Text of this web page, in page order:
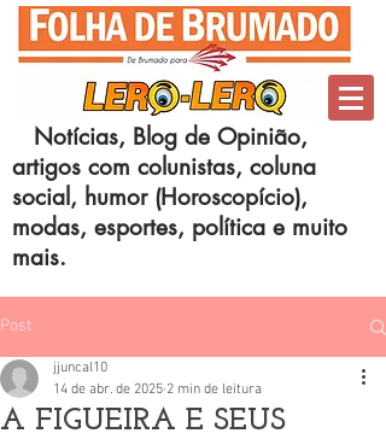
Notícias, Blog de Opinião,
artigos com colunistas, coluna
social, humor (Horoscopício),
modas, esportes, política e muito
mais.
Post
A FIGUEIRA E SEUS
jjuncal10
14 de abr. de 2025 2 min de leitura